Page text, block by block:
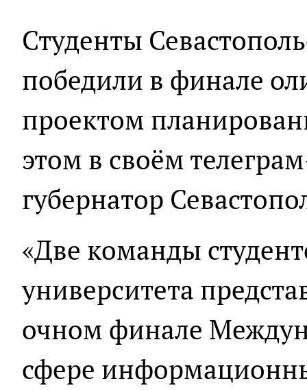
Студенты
победили в финале
проектом
этом в своём
губернатор
«Две команды
университета
очном финале
сфере